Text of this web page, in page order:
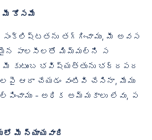
మీ కోసమే
తగ్గించాము, మీ అవస
పాలసీలతో మిమ్మల్ని స
కుటుంబ భవిష్యత్తును భద్రపర
ఆదా చేయడం వంటివి చేసినా, మేము
- అధిక అమ్మకాలు లేవు, ప
మీ న్యాయవాది